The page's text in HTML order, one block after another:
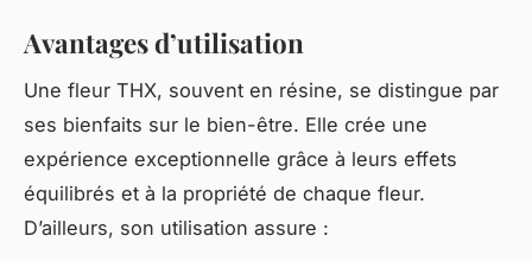
Avantages d’utilisation
Une fleur THX, souvent en résine, se distingue par
ses bienfaits sur le bien-être. Elle crée une
expérience exceptionnelle grâce à leurs effets
équilibrés et à la propriété de chaque fleur.
D’ailleurs, son utilisation assure :